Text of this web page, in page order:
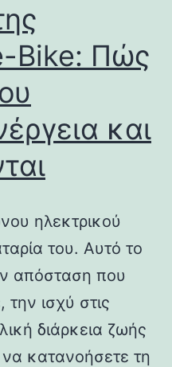
Bike: Πώς
και
ηλεκτρικού
του. Αυτό το
απόσταση που
την ισχύ στις
διάρκεια ζωής
κατανοήσετε τη